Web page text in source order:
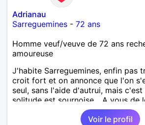
Adrianau
Sarreguemines - 72 ans
Homme veuf/veuve de 72 ans
amoureuse
J'habite Sarreguemines, enfin pas
croit fort et on annonce que l'on
seul, sans l'aide d'autrui, mais
solitude est sournoise... A vous de
serais peut-être pas objectif.
débuter, partager ensuite si le
Voir le profil